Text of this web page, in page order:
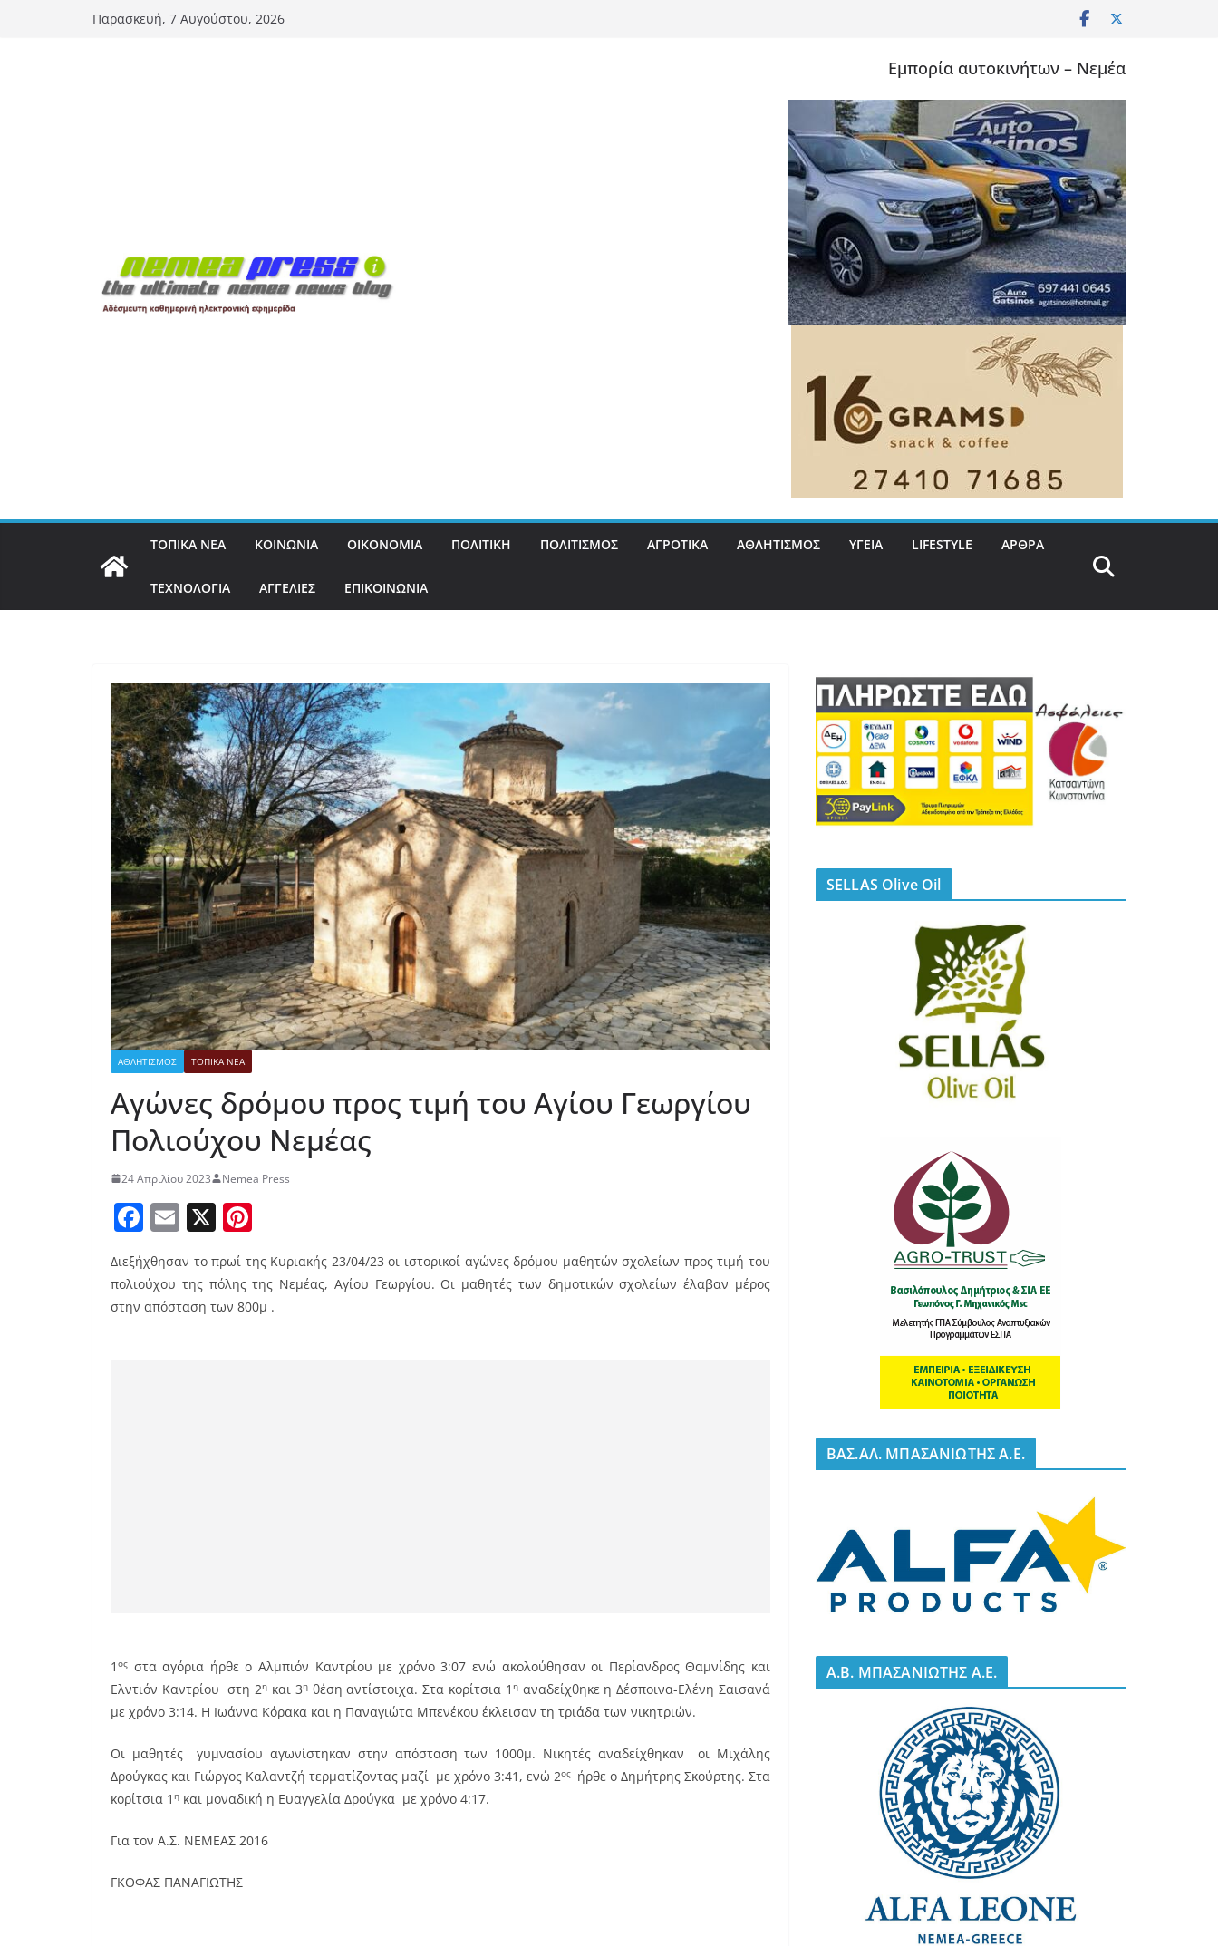
Παρασκευή, 7 Αυγούστου, 2026
Εμπορία αυτοκινήτων – Νεμέα
ΤΟΠΙΚΑ ΝΕΑ ΚΟΙΝΩΝΙΑ ΟΙΚΟΝΟΜΙΑ ΠΟΛΙΤΙΚΗ ΠΟΛΙΤΙΣΜΟΣ ΑΓΡΟΤΙΚΑ ΑΘΛΗΤΙΣΜΟΣ ΥΓΕΙΑ LIFESTYLE ΑΡΘΡΑ
ΤΕΧΝΟΛΟΓΙΑ ΑΓΓΕΛΙΕΣ ΕΠΙΚΟΙΝΩΝΙΑ
ΑΘΛΗΤΙΣΜΟΣ ΤΟΠΙΚΑ ΝΕΑ
Αγώνες δρόμου προς τιμή του Αγίου Γεωργίου
Πολιούχου Νεμέας
24 Απριλίου 2023 Nemea Press
F
a
c
e
E
ai
l
X
er
e
Διεξήχθησαν το πρωί της Κυριακής 23/04/23 οι ιστορικοί αγώνες δρόμου μαθητών σχολείων προς τιμή του
πολιούχου της πόλης της Νεμέας, Αγίου Γεωργίου. Οι μαθητές των δημοτικών σχολείων έλαβαν μέρος
στην απόσταση των 800μ .
1 ος στα αγόρια ήρθε ο Αλμπιόν Καντρίου με χρόνο 3:07 ενώ ακολούθησαν οι Περίανδρος Θαμνίδης και
Ελντιόν Καντρίου στη 2η και 3ηθέση αντίστοιχα. Στα κορίτσια 1 ηαναδείχθηκε η Δέσποινα-Ελένη Σαισανά
με χρόνο 3:14. Η Ιωάννα Κόρακα και η Παναγιώτα Μπενέκου έκλεισαν τη τριάδα των νικητριών.
Οι μαθητές γυμνασίου αγωνίστηκαν στην απόσταση των 1000μ. Νικητές αναδείχθηκαν οι Μιχάλης
Δρούγκας και Γιώργος Καλαντζή τερματίζοντας μαζί με χρόνο 3:41, ενώ 2ος ήρθε ο Δημήτρης Σκούρτης. Στα
κορίτσια 1 η και μοναδική η Ευαγγελία Δρούγκα με χρόνο 4:17.
Για τον Α.Σ. ΝΕΜΕΑΣ 2016
ΓΚΟΦΑΣ ΠΑΝΑΓΙΩΤΗΣ
SELLAS Olive Oil
BΑΣ.ΑΛ. ΜΠΑΣΑΝΙΩΤΗΣ Α.Ε.
A.B. ΜΠΑΣΑΝΙΩΤΗΣ Α.Ε.